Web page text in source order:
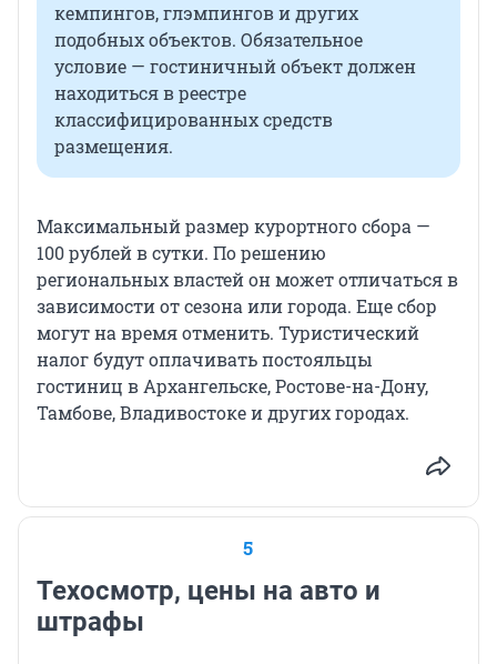
кемпингов, глэмпингов и других
подобных объектов. Обязательное
условие — гостиничный объект должен
находиться в реестре
классифицированных средств
размещения.
Максимальный размер курортного сбора —
100 рублей в сутки. По решению
региональных властей он может отличаться в
зависимости от сезона или города. Еще сбор
могут на время отменить. Туристический
налог будут оплачивать постояльцы
гостиниц в Архангельске, Ростове-на-Дону,
Тамбове, Владивостоке и других городах.
5
Техосмотр, цены на авто и
штрафы